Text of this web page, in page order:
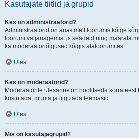
Kasutajate tiitlid ja grupid
Kes on administraatorid?
Administraatorid on auastmelt foorumis kõige
foorumi väljanägemist ja seadeid ning määrata
ka moderaatoriõigused kõigis alafoorumites.
Üles
Kes on moderaatorid?
Moderaatorite ülesanne on hoolitseda korra eest
kustutada, muuta ja liigutada teemasid.
Üles
Mis on kasutajagrupid?